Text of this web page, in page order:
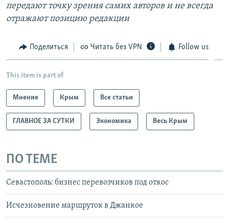
передают точку зрения самих авторов и не всегда
отражают позицию редакции
Поделиться Читать без VPN Follow us
This item is part of
Мнение Крым Все статьи
ГЛАВНОЕ ЗА СУТКИ Экономика Весь Крым
ПО ТЕМЕ
Севастополь: бизнес перевозчиков под откос
Исчезновение маршруток в Джанкое